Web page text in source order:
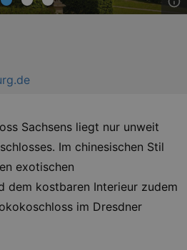
Sachsens liegt nur unweit
Im chinesischen Stil
exotischen
dem kostbaren Interieur zudem
im Dresdner